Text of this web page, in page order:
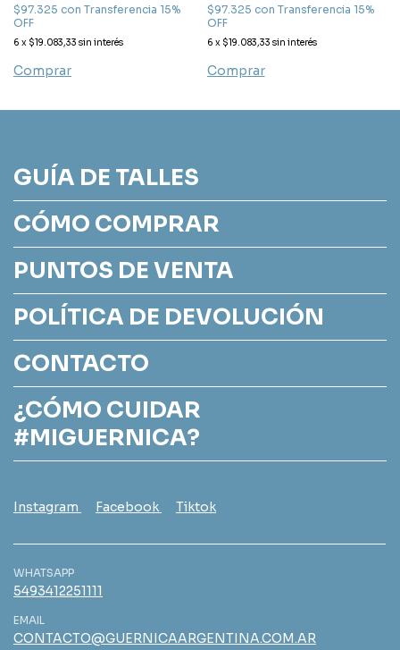
$97.325 con Transferencia 15%
OFF
6 x $19.083,33 sin interés
Comprar
$97.325 con Transferencia 15%
OFF
6 x $19.083,33 sin interés
Comprar
GUÍA DE TALLES
CÓMO COMPRAR
PUNTOS DE VENTA
POLÍTICA DE DEVOLUCIÓN
CONTACTO
¿CÓMO CUIDAR
#MIGUERNICA?
Instagram Facebook Tiktok
WHATSAPP
5493412251111
EMAIL
CONTACTO@GUERNICAARGENTINA.COM.AR